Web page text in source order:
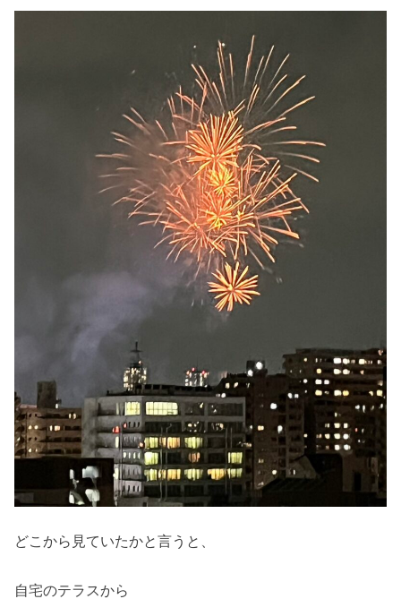
どこから見ていたかと言うと、
自宅のテラスから